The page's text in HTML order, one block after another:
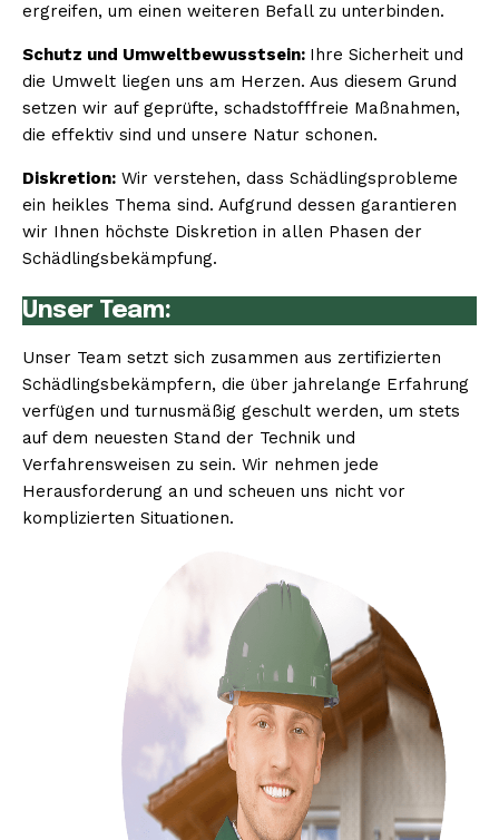
ergreifen, um einen weiteren Befall zu unterbinden.
Schutz und Umweltbewusstsein: Ihre Sicherheit und
die Umwelt liegen uns am Herzen. Aus diesem Grund
setzen wir auf geprüfte, schadstofffreie Maßnahmen,
die effektiv sind und unsere Natur schonen.
Diskretion: Wir verstehen, dass Schädlingsprobleme
ein heikles Thema sind. Aufgrund dessen garantieren
wir Ihnen höchste Diskretion in allen Phasen der
Schädlingsbekämpfung.
Unser Team:
Unser Team setzt sich zusammen aus zertifizierten
Schädlingsbekämpfern, die über jahrelange Erfahrung
verfügen und turnusmäßig geschult werden, um stets
auf dem neuesten Stand der Technik und
Verfahrensweisen zu sein. Wir nehmen jede
Herausforderung an und scheuen uns nicht vor
komplizierten Situationen.